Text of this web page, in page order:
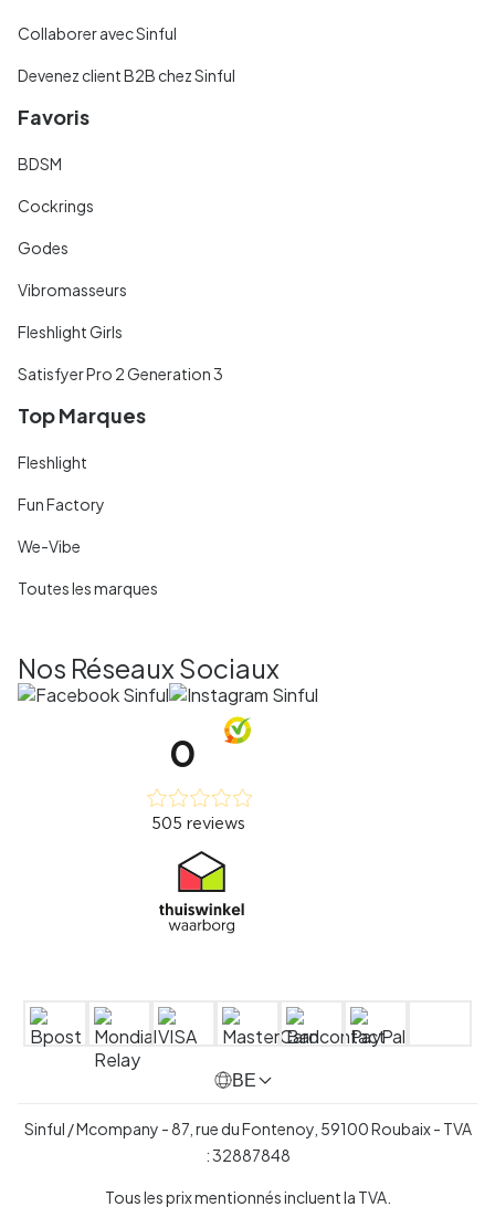
Collaborer avec Sinful
Devenez client B2B chez Sinful
Favoris
BDSM
Cockrings
Godes
Vibromasseurs
Fleshlight Girls
Satisfyer Pro 2 Generation 3
Top Marques
Fleshlight
Fun Factory
We-Vibe
Toutes les marques
Nos Réseaux Sociaux
BE
Sinful / Mcompany - 87, rue du Fontenoy, 59100 Roubaix - TVA
:32887848
Tous les prix mentionnés incluent la TVA.